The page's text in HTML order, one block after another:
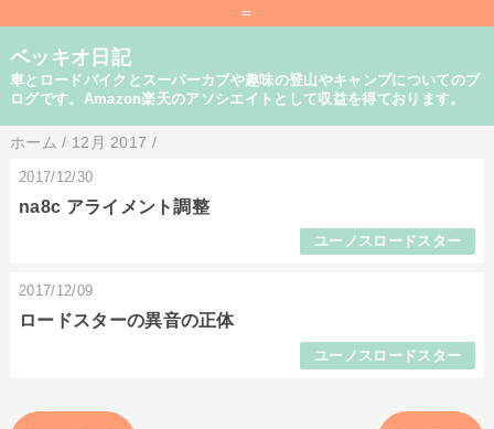
=
ベッキオ日記
車とロードバイクとスーパーカブや趣味の登山やキャンプについてのブ
ログです。Amazon楽天のアソシエイトとして収益を得ております。
ホーム / 12月 2017 /
2017/12/30
na8c アライメント調整
ユーノスロードスター
2017/12/09
ロードスターの異音の正体
ユーノスロードスター